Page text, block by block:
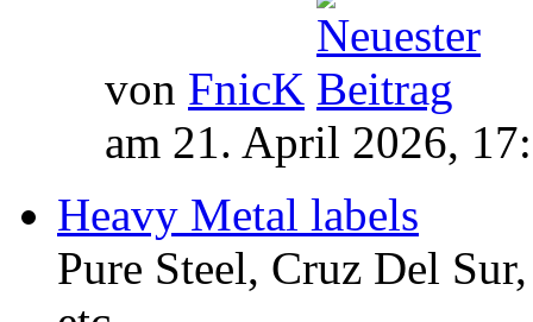
von FnicK
am 21. April 2026,
Heavy Metal labels
Pure Steel, Cruz Del